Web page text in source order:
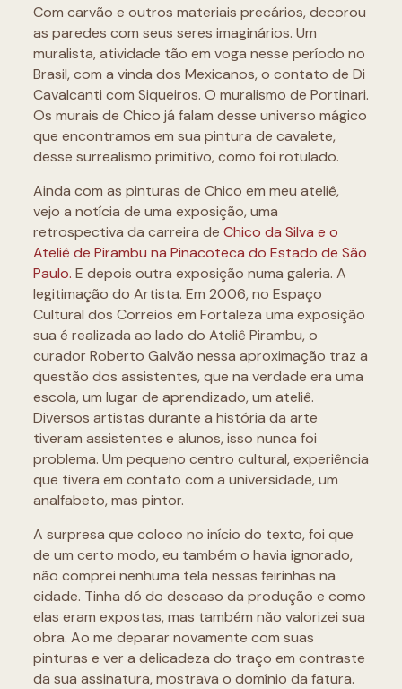
Com carvão e outros materiais precários, decorou
as paredes com seus seres imaginários. Um
muralista, atividade tão em voga nesse período no
Brasil, com a vinda dos Mexicanos, o contato de Di
Cavalcanti com Siqueiros. O muralismo de Portinari.
Os murais de Chico já falam desse universo mágico
que encontramos em sua pintura de cavalete,
desse surrealismo primitivo, como foi rotulado.
Ainda com as pinturas de Chico em meu ateliê,
vejo a notícia de uma exposição, uma
retrospectiva da carreira de Chico da Silva e o
Ateliê de Pirambu na Pinacoteca do Estado de São
Paulo. E depois outra exposição numa galeria. A
legitimação do Artista. Em 2006, no Espaço
Cultural dos Correios em Fortaleza uma exposição
sua é realizada ao lado do Ateliê Pirambu, o
curador Roberto Galvão nessa aproximação traz a
questão dos assistentes, que na verdade era uma
escola, um lugar de aprendizado, um ateliê.
Diversos artistas durante a história da arte
tiveram assistentes e alunos, isso nunca foi
problema. Um pequeno centro cultural, experiência
que tivera em contato com a universidade, um
analfabeto, mas pintor.
A surpresa que coloco no início do texto, foi que
de um certo modo, eu também o havia ignorado,
não comprei nenhuma tela nessas feirinhas na
cidade. Tinha dó do descaso da produção e como
elas eram expostas, mas também não valorizei sua
obra. Ao me deparar novamente com suas
pinturas e ver a delicadeza do traço em contraste
da sua assinatura, mostrava o domínio da fatura.